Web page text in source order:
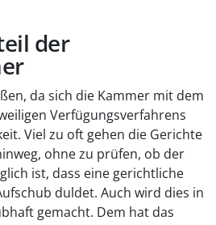
der
da sich die Kammer mit dem
Verfügungsverfahrens
Viel zu oft gehen die Gerichte
ohne zu prüfen, ob der
ist, dass eine gerichtliche
duldet. Auch wird dies in
gemacht. Dem hat das